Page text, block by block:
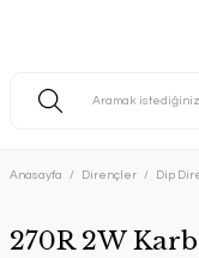
Anasayfa Dirençler Dip
270R 2W